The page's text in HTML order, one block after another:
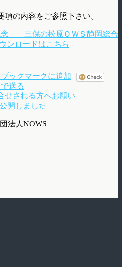
の内容をご参照下さい。
念 三保の松原ＯＷＳ静岡総合
ンロードはこちら
せされる方へお願い
開しました
法人NOWS